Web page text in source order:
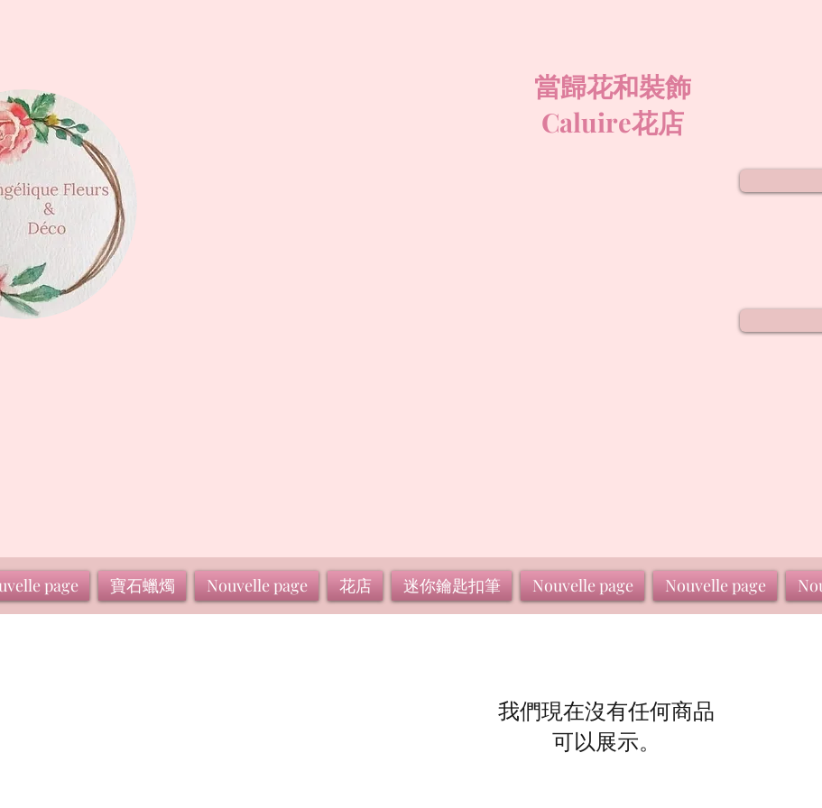
當歸花和裝飾
Caluire花店
page 寶石蠟燭 Nouvelle page 花店 迷你鑰匙扣筆 Nouvelle page Nouvelle page
我們現在沒有任何商品
可以展示。